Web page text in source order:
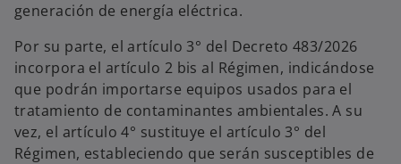
generación de energía eléctrica.
Por su parte, el artículo 3° del Decreto 483/2026
incorpora el artículo 2 bis al Régimen, indicándose
que podrán importarse equipos usados para el
tratamiento de contaminantes ambientales. A su
vez, el artículo 4° sustituye el artículo 3° del
Régimen, estableciendo que serán susceptibles de